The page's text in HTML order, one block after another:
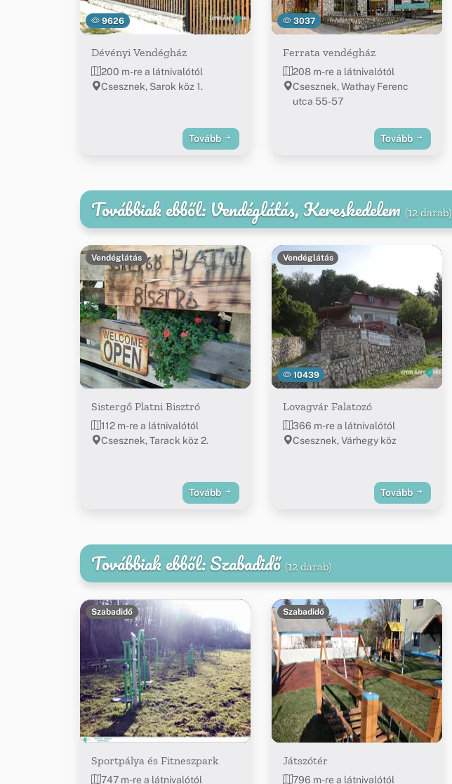
9626
Dévényi Vendégház
200 m-re a látnivalótól
Csesznek, Sarok köz 1.
Tovább
3037
Ferrata vendégház
208 m-re a látnivalótól
Csesznek, Wathay Ferenc
utca 55-57
Tovább
Továbbiak ebből: Vendéglátás, Kereskedelem (12 darab)
Vendéglátás
Sistergő Platni Bisztró
112 m-re a látnivalótól
Csesznek, Tarack köz 2.
Tovább
10439
Vendéglátás
Lovagvár Falatozó
366 m-re a látnivalótól
Csesznek, Várhegy köz
Tovább
Továbbiak ebből: Szabadidő (12 darab)
Szabadidő
Sportpálya és Fitneszpark
747 m-re a látnivalótól
Szabadidő
Játszótér
796 m-re a látnivalótól